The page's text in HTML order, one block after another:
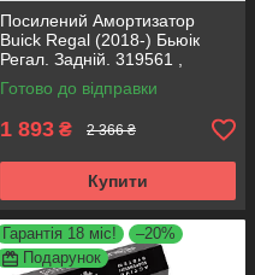
Посилений Амортизатор
Buick Regal (2018-) Бьюік
Регал. Задній. 319561 ,
3440073 , 19-280615. KOREA
Аксусс!
Готово до відправки
1 893 ₴ 2 366 ₴
Купити
Гарантія 18 міс!
–20%
Подарунок